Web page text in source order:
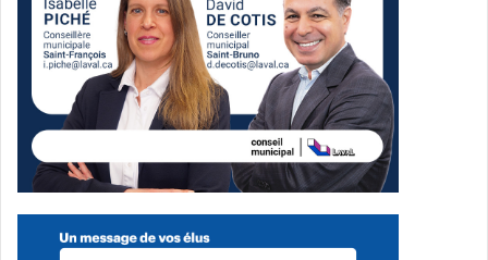
d’autres parents ont affirmé avoir hâte de « revenir l’an
prochain ». En ce qui a trait à
l’organisation, il est essentiel de souligner le rôle qu’a joué
l’équipe de police sur place pour
faire de la prévention auprès des jeunes et de sensibiliser
la population à la sécurité et au
respect des lois. De plus, une brigade de secouristes était
du degré de précaution et de coordination de l’événement.